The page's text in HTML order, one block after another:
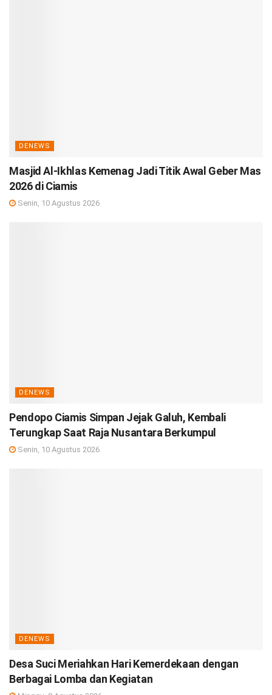
DENEWS
Masjid Al-Ikhlas Kemenag Jadi Titik Awal Geber Mas
2026 di Ciamis
Senin, 10 Agustus 2026
DENEWS
Pendopo Ciamis Simpan Jejak Galuh, Kembali
Terungkap Saat Raja Nusantara Berkumpul
Senin, 10 Agustus 2026
DENEWS
Desa Suci Meriahkan Hari Kemerdekaan dengan
Berbagai Lomba dan Kegiatan